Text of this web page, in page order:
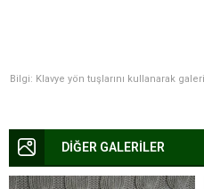
Bilgi: Klavye yön tuşlarını kullanarak
DİĞER GALERİLER